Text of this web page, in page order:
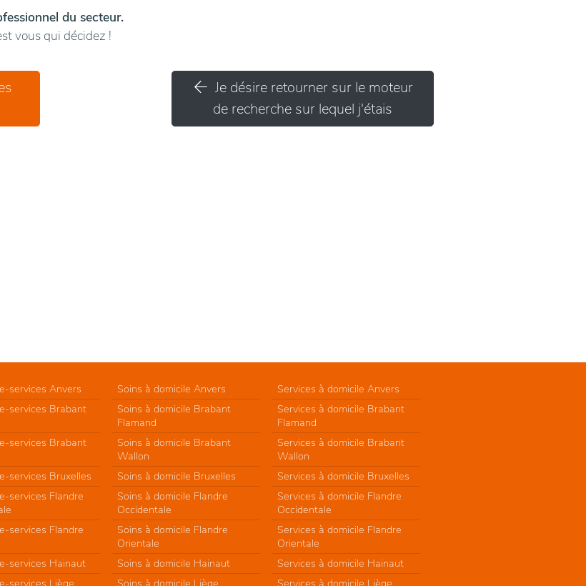
du secteur.
vous qui décidez !
Je désire retourner sur le moteur
de recherche sur lequel j'étais
services Anvers
services Brabant
services Brabant
services Bruxelles
services Flandre
services Flandre
services Hainaut
services Liège
Soins à domicile Anvers
Soins à domicile Brabant
Flamand
Soins à domicile Brabant
Wallon
Soins à domicile Bruxelles
Soins à domicile Flandre
Occidentale
Soins à domicile Flandre
Orientale
Soins à domicile Hainaut
Soins à domicile Liège
Services à domicile Anvers
Services à domicile Brabant
Flamand
Services à domicile Brabant
Wallon
Services à domicile Bruxelles
Services à domicile Flandre
Occidentale
Services à domicile Flandre
Orientale
Services à domicile Hainaut
Services à domicile Liège